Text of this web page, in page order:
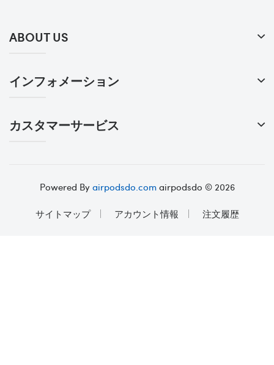
ABOUT US
インフォメーション
カスタマーサービス
Powered Byairpodsdo.comairpodsdo © 2026
サイトマップ
アカウント情報 注文履歴